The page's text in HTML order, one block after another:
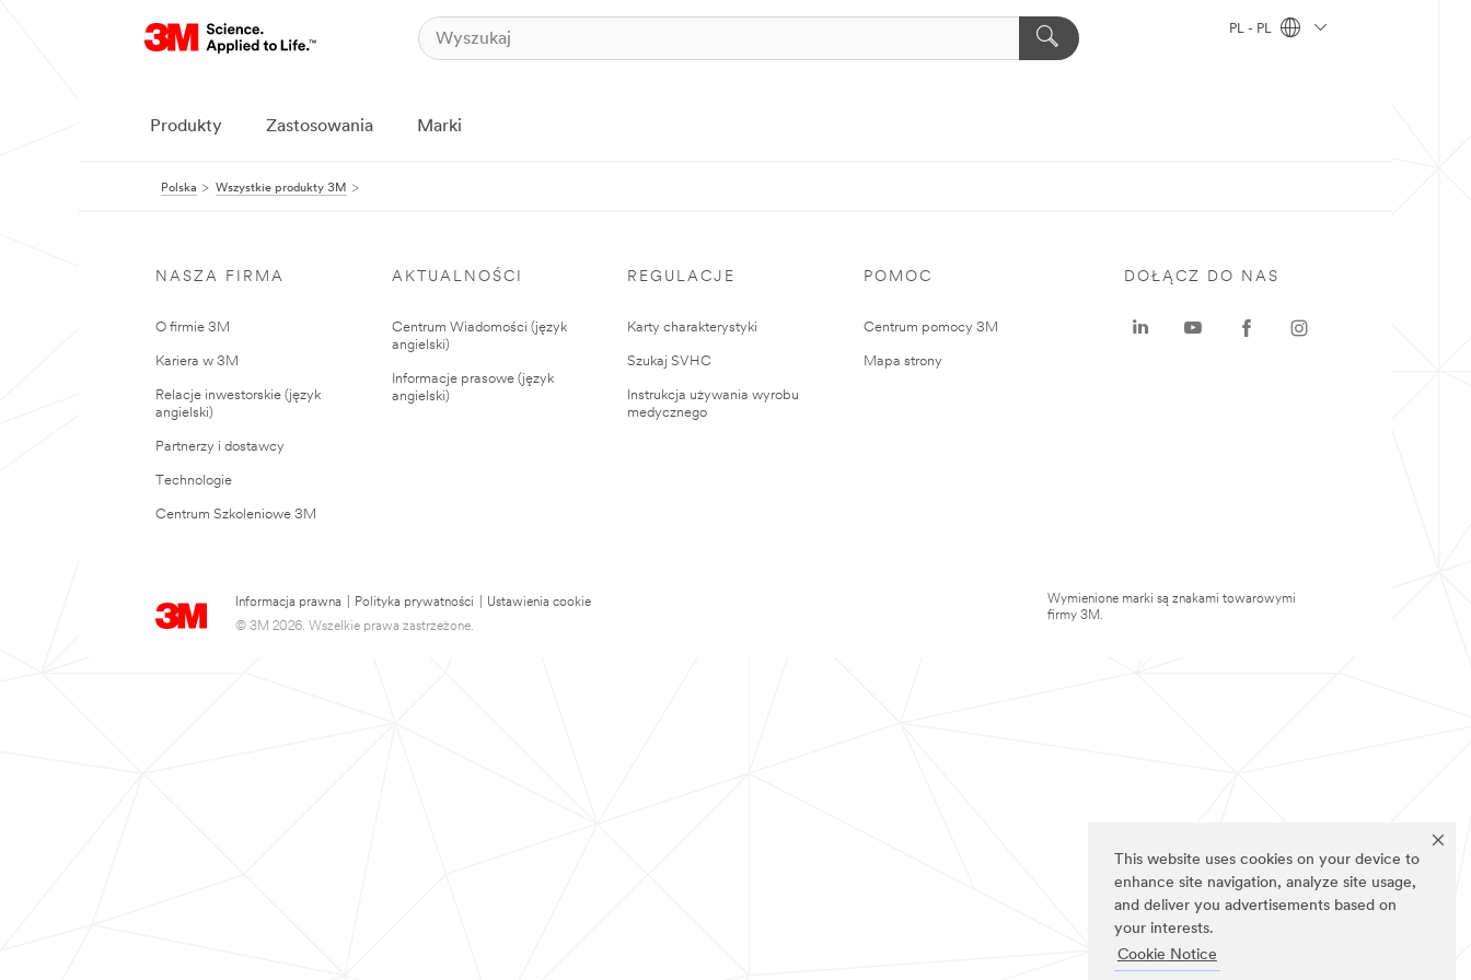
This website uses cookies on your device to
enhance site navigation, analyze site usage,
and deliver you advertisements based on
your interests.
Cookie Notice
PL - PL
Produkty Zastosowania Marki
Polska Wszystkie produkty 3M
NASZA FIRMA
O firmie 3M
Kariera w 3M
Relacje inwestorskie (język
angielski)
Partnerzy i dostawcy
Technologie
Centrum Szkoleniowe 3M
AKTUALNOŚCI
Centrum Wiadomości (język
angielski)
Informacje prasowe (język
angielski)
REGULACJE
Karty charakterystyki
Szukaj SVHC
Instrukcja używania wyrobu
medycznego
POMOC
Centrum pomocy 3M
Mapa strony
Informacja prawna Polityka prywatności
Ustawienia cookie
© 3M 2026. Wszelkie prawa zastrzeżone.
DOŁĄCZ DO NAS
Wymienione marki są znakami towarowymi
firmy 3M.